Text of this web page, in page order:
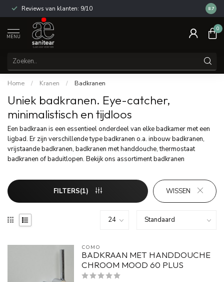
Reviews van klanten: 9/10 14
8.7
MENU
0
Home / Kranen / Badkranen
Uniek badkranen. Eye-catcher,
minimalistisch en tijdloos
Een badkraan is een essentieel onderdeel van elke badkamer met een
ligbad. Er zijn verschillende type badkranen o.a. inbouw badkranen,
vrijstaande badkranen, badkranen met handdouche, thermostaat
badkranen of baduitlopen. Bekijk ons assortiment badkranen
FILTERS(1) WISSEN
COMO
BADKRAAN MET HANDDOUCHE
CHROOM MOOD 60 PLUS